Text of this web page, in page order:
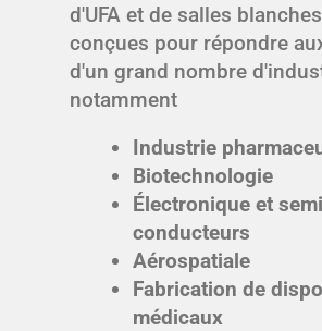
d'UFA et de salles
conçues pour répondre
d'un grand nombre
notamment
Industrie
Biotechnologie
Électronique et
conducteurs
Aérospatiale
Fabrication de
médicaux